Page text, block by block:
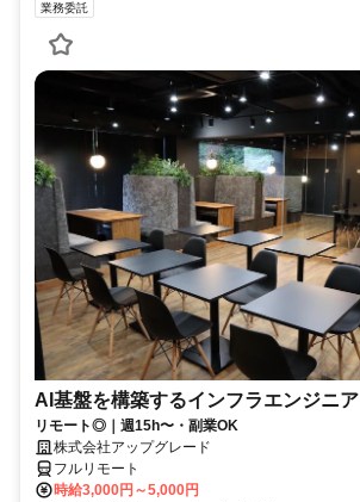
業務委託
AI基盤を構築するインフラエンジニア
リモート◎｜週15h〜・副業OK
株式会社アップグレード
フルリモート
時給3,000円～5,000円